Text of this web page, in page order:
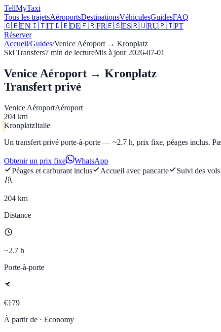
TellMyTaxi
Tous les trajetsAéroportsDestinationsVéhiculesGuidesFAQ
🇬🇧EN🇮🇹IT🇩🇪DE🇫🇷FR🇪🇸ES🇷🇺RU🇵🇹PT
Réserver
Accueil/Guides/Venice Aéroport → Kronplatz
Ski Transfers7 min de lectureMis à jour 2026-07-01
Venice Aéroport → Kronplatz
Transfert privé
Venice AéroportAéroport
204 km
KronplatzItalie
Un transfert privé porte-à-porte — ~2.7 h, prix fixe, péages inclus.
Obtenir un prix fixe
WhatsApp
Péages et carburant inclus
Accueil avec pancarte Suivi des vols
204 km
Distance
~2.7 h
Porte-à-porte
€179
À partir de · Economy